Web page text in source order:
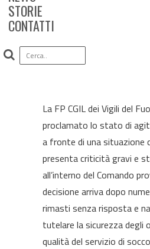
STORIE
CONTATTI
La FP CGIL dei Vigili del
proclamato lo stato di
a fronte di una situazione
presenta criticità gravi e
all’interno del Comando
decisione arriva dopo
rimasti senza risposta e
tutelare la sicurezza degli
qualità del servizio di